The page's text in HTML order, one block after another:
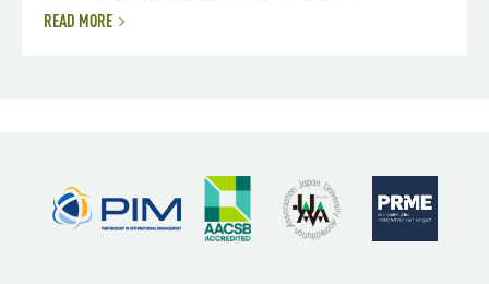
READ MORE